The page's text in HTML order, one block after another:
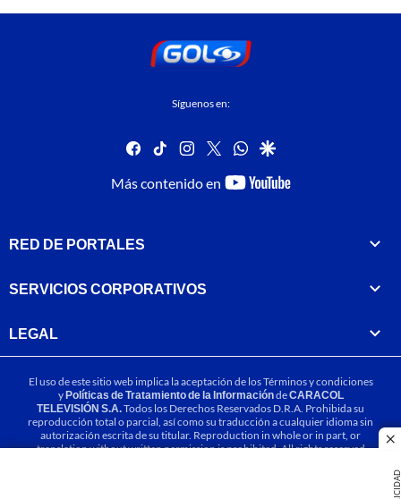
Síguenos en:
facebook
tiktok instagram
twitterwhatsapp
google
Más contenido en
youtube-
RED DE PORTALES
SERVICIOS CORPORATIVOS
LEGAL
El uso de este sitio web implica la aceptación de losTérminos y condiciones
yPolíticas de Tratamiento de la InformacióndeCARACOL
TELEVISIÓN S.A.Todos los Derechos Reservados D.R.A. Prohibida su
reproducción total o parcial, así como su traducción a cualquier idioma sin
autorización escrita de su titular. Reproduction in whole or in part, or
translation without written permission is prohibited. All rights reserved